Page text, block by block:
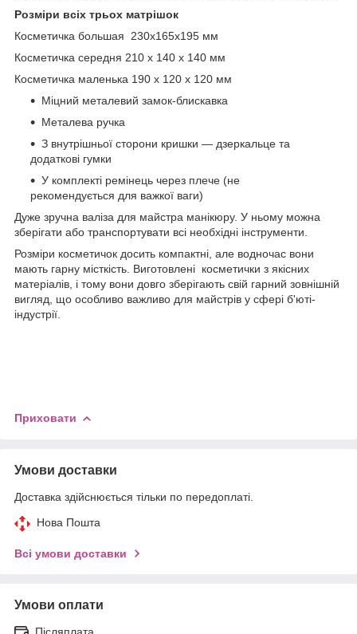
Розміри всіх трьох матрішок
Косметичка большая 230х165х195 мм
Косметичка середня 210 х 140 х 140 мм
Косметичка маленька 190 х 120 х 120 мм
Міцний металевий замок-блискавка
Металева ручка
З внутрішньої сторони кришки — дзеркальце та
додаткові гумки
У комплекті ремінець через плече (не
рекомендується для важкої ваги)
Дуже зручна валіза для майстра манікюру. У ньому можна
зберігати або транспортувати всі необхідні інструменти.
Розміри косметичок досить компактні, але водночас вони
мають гарну місткість. Виготовлені косметички з якісних
матеріалів, і тому вони довго зберігають свій гарний зовнішній
вигляд, що особливо важливо для майстрів у сфері б'юті-
індустрії.
Приховати
Умови доставки
Доставка здійснюється тільки по передоплаті.
Нова Пошта
Всі умови доставки
Умови оплати
Післяплата